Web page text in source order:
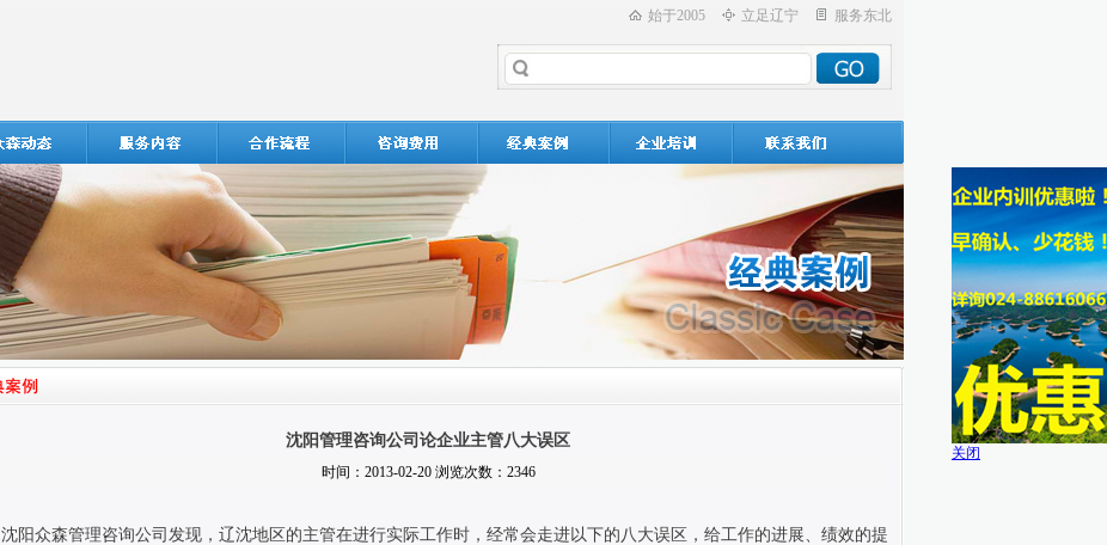
始于2005 立足辽宁 服务东北
沈阳管理咨询公司论企业主管八大误区
时间：2013-02-20 浏览次数：2346
沈阳众森管理咨询公司发现，辽沈地区的主管在进行实际工作时，经常会走进以下的八大误区，给工作的进展、绩效的提
关闭